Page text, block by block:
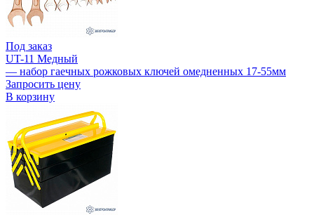
Под заказ
UT-11 Медный
— набор гаечных рожковых ключей омедненных 17-55мм
Запросить цену
В корзину